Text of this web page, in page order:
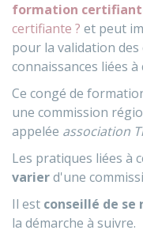
formation
certifiante ? et peut
pour la validation des
connaissances liées
Ce congé de
une commission
appelée association
Les pratiques liées à
varierd'une
Il est conseillé de se
la démarche à suivre.